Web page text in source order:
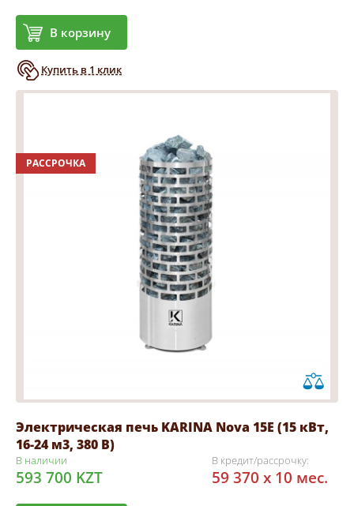
В корзину
Купить в 1 клик
РАССРОЧКА
Электрическая печь KARINA Nova 15Е (15 кВт,
16-24 м3, 380 В)
В наличии
593 700 KZT
В кредит/рассрочку:
59 370 x 10 мес.